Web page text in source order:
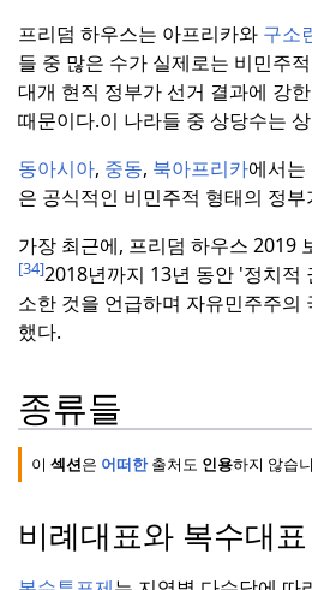
프리덤 하우스는 아프리카와 구소
들 중 많은 수가 실제로는 비민주
대개 현직 정부가 선거 결과에 강
때문이다.이 나라들 중 상당수는
동아시아, 중동, 북아프리카에서는
은 공식적인 비민주적 형태의 정부
가장 최근에, 프리덤 하우스 2019
[34]2018년까지 13년 동안 '정치적
소한 것을 언급하며 자유민주주의
했다.
종류들
이섹션은 어떠한출처도 인용하지 않습
비례대표와 복수대표